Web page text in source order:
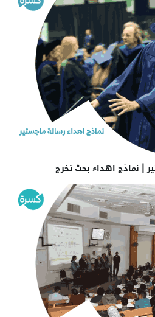
| نماذج اهداء بحث تخرج